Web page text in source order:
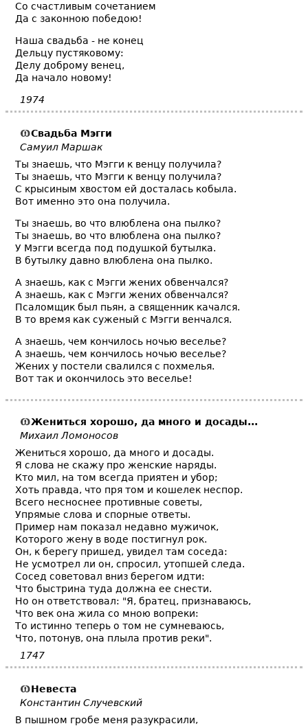
Со счастливым сочетанием
Да с законною победою!
Наша свадьба - не конец
Дельцу пустяковому:
Делу доброму венец,
Да начало новому!
1974
Свадьба Мэгги
Самуил Маршак
Ты знаешь, что Мэгги к венцу получила?
Ты знаешь, что Мэгги к венцу получила?
С крысиным хвостом ей досталась кобыла.
Вот именно это она получила.
Ты знаешь, во что влюблена она пылко?
Ты знаешь, во что влюблена она пылко?
У Мэгги всегда под подушкой бутылка.
В бутылку давно влюблена она пылко.
А знаешь, как с Мэгги жених обвенчался?
А знаешь, как с Мэгги жених обвенчался?
Псаломщик был пьян, а священник качался.
В то время как суженый с Мэгги венчался.
А знаешь, чем кончилось ночью веселье?
А знаешь, чем кончилось ночью веселье?
Жених у постели свалился с похмелья.
Вот так и окончилось это веселье!
Жениться хорошо, да много и досады...
Михаил Ломоносов
Жениться хорошо, да много и досады.
Я слова не скажу про женские наряды.
Кто мил, на том всегда приятен и убор;
Хоть правда, что пря том и кошелек неспор.
Всего несноснее противные советы,
Упрямые слова и спорные ответы.
Пример нам показал недавно мужичок,
Которого жену в воде постигнул рок.
Он, к берегу пришед, увидел там соседа:
Не усмотрел ли он, спросил, утопшей следа.
Сосед советовал вниз берегом идти:
Что быстрина туда должна ее снести.
Но он ответствовал: "Я, братец, признаваюсь,
Что век она жила со мною вопреки:
То истинно теперь о том не сумневаюсь,
Что, потонув, она плыла против реки".
1747
Невеста
Константин Случевский
В пышном гробе меня разукрасили,